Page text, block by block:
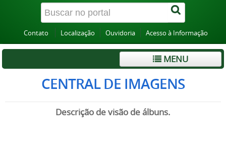
Canais
Contato Localização Ouvidoria Acesso à Informação
MENU
CENTRAL DE IMAGENS
Descrição de visão de álbuns.